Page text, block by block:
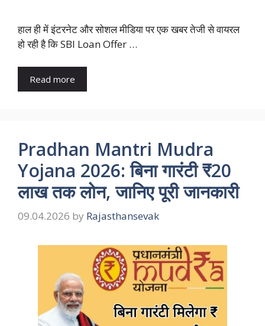
हाल ही में इंटरनेट और सोशल मीडिया पर एक खबर तेजी से वायरल
हो रही है कि SBI Loan Offer …
Read more
Pradhan Mantri Mudra
Yojana 2026: बिना गारंटी ₹20
लाख तक लोन, जानिए पूरी जानकारी
09.04.2026 by Rajasthansevak